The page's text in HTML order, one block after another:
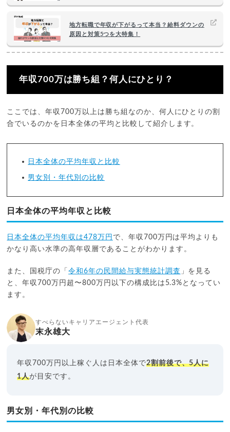
地方転職で年収が下がるって本当？給料ダウンの
原因と対策5つを大特集！
年収700万は勝ち組？何人にひとり？
ここでは、年収700万以上は勝ち組なのか、何人にひとりの割
合でいるのかを日本全体の平均と比較して紹介します。
日本全体の平均年収と比較
男女別・年代別の比較
日本全体の平均年収と比較
日本全体の平均年収は478万円 で、年収700万円は平均よりも
かなり高い水準の高年収層であることがわかります。
また、国税庁の「令和6年の民間給与実態統計調査 」を見る
と、年収700万円超〜800万円以下の構成比は5.3%となってい
ます。
すべらないキャリアエージェント代表
末永雄大
年収700万円以上稼ぐ人は日本全体で2割前後で、5人に
1人が目安です。
男女別・年代別の比較